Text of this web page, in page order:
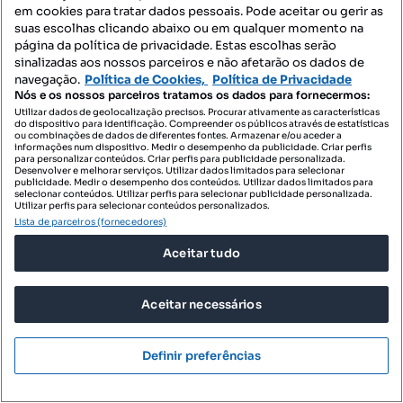
260 000 €
Apartamento T1 com Varanda no Bonfim, Porto
Tipologia
Preço por metro quadrado
Andar 2 andar
em cookies para tratar dados pessoais. Pode aceitar ou gerir as
suas escolhas clicando abaixo ou em qualquer momento na
página da política de privacidade. Estas escolhas serão
sinalizadas aos nossos parceiros e não afetarão os dados de
navegação. Política de Cookies, Política de Privacidade
Nós e os nossos parceiros tratamos os dados para fornecermos:
Utilizar dados de geolocalização precisos. Procurar ativamente as características
do dispositivo para identificação. Compreender os públicos através de estatísticas
ou combinações de dados de diferentes fontes. Armazenar e/ou aceder a
informações num dispositivo. Medir o desempenho da publicidade. Criar perfis
para personalizar conteúdos. Criar perfis para publicidade personalizada.
Desenvolver e melhorar serviços. Utilizar dados limitados para selecionar
publicidade. Medir o desempenho dos conteúdos. Utilizar dados limitados para
selecionar conteúdos. Utilizar perfis para selecionar publicidade personalizada.
Utilizar perfis para selecionar conteúdos personalizados.
Lista de parceiros (fornecedores)
Aceitar tudo
Aceitar necessários
Definir preferências